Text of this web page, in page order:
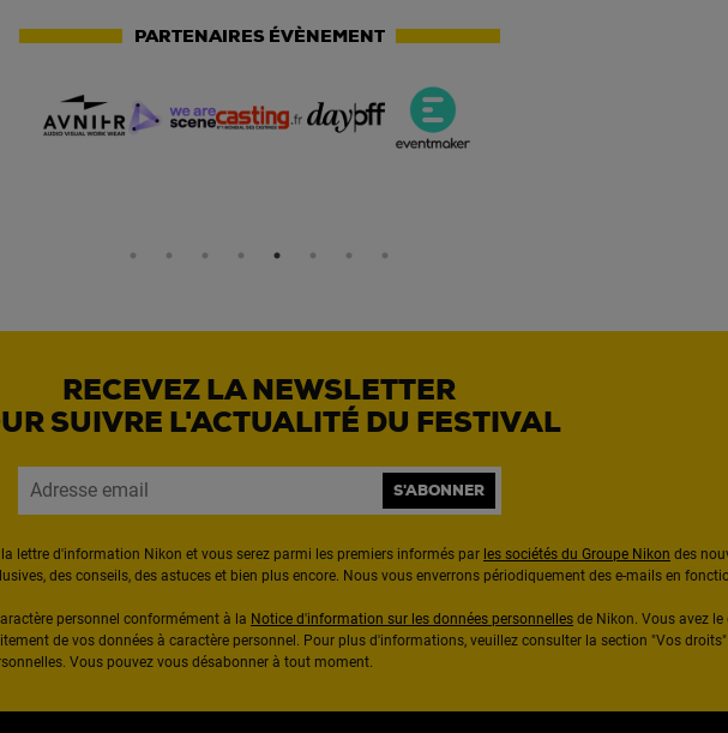
PARTENAIRES ÉVÈNEMENT
RECEVEZ LA NEWSLETTER
SUIVRE L'ACTUALITÉ DU FESTIVAL
S'ABONNER
lettre d'information Nikon et vous serez parmi les premiers informés par les sociétés du Groupe Nikon des
des conseils, des astuces et bien plus encore. Nous vous enverrons périodiquement des e-mails en
personnel conformément à la Notice d'information sur les données personnelles de Nikon. Vous avez le
de vos données à caractère personnel. Pour plus d'informations, veuillez consulter la section "Vos
Vous pouvez vous désabonner à tout moment.